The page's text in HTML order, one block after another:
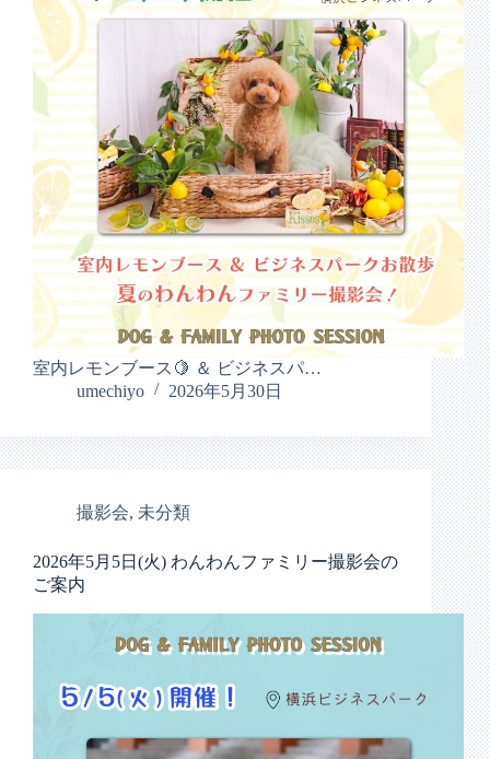
室内レモンブース🍋 ＆ ビジネスパ…
umechiyo
2026年5月30日
撮影会, 未分類
2026年5月5日(火) わんわんファミリー撮影会の
ご案内